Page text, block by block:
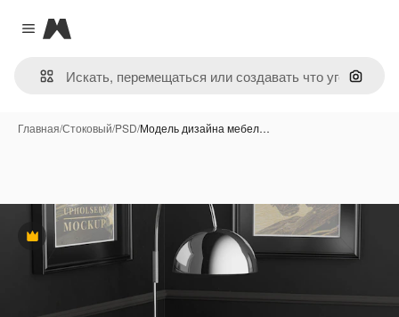
Close menu
Magnific
Поиск
Главная/Стоковый/PSD/Модель дизайна мебел…
Премиум